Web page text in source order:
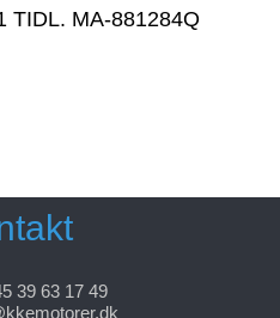
TIDL. MA-881284Q
39 63 17 49